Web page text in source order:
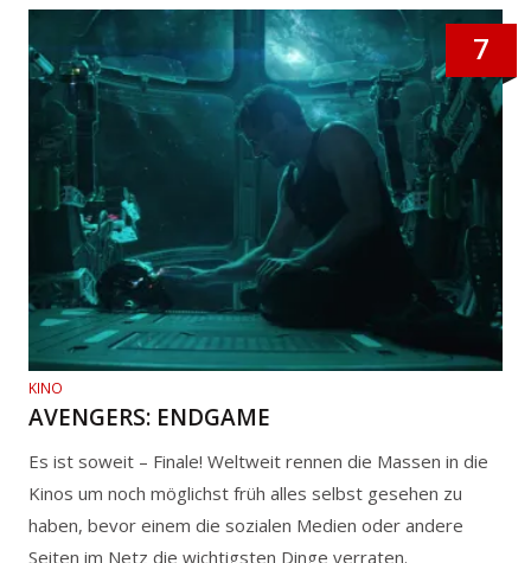
7
KINO
AVENGERS: ENDGAME
Es ist soweit – Finale! Weltweit rennen die Massen in die
Kinos um noch möglichst früh alles selbst gesehen zu
haben, bevor einem die sozialen Medien oder andere
Seiten im Netz die wichtigsten Dinge verraten.